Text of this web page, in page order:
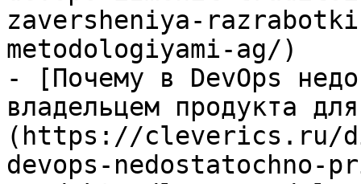
zaversheniya-
metodologiyami-ag/)
- [Почему в DevOps
владельцем продукта
(https://cleverics.ru/
devops-